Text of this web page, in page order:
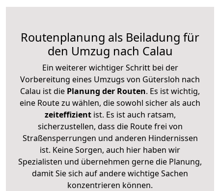
Routenplanung als Beiladung für
den Umzug nach Calau
Ein weiterer wichtiger Schritt bei der
Vorbereitung eines Umzugs von Gütersloh nach
Calau ist die Planung der Routen. Es ist wichtig,
eine Route zu wählen, die sowohl sicher als auch
zeiteffizientist. Es ist auch ratsam,
sicherzustellen, dass die Route frei von
Straßensperrungen und anderen Hindernissen
ist. Keine Sorgen, auch hier haben wir
Spezialisten und übernehmen gerne die Planung,
damit Sie sich auf andere wichtige Sachen
konzentrieren können.